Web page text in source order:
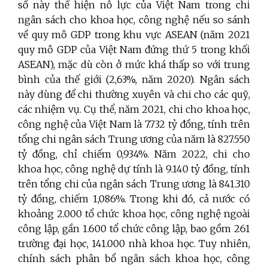
số này thể hiện nỗ lực của Việt Nam trong chi
ngân sách cho khoa học, công nghệ nếu so sánh
về quy mô GDP trong khu vực ASEAN (năm 2021
quy mô GDP của Việt Nam đứng thứ 5 trong khối
ASEAN), mặc dù còn ở mức khá thấp so với trung
bình của thế giới (2,63%, năm 2020). Ngân sách
này dùng để chi thường xuyên và chi cho các quỹ,
các nhiệm vụ. Cụ thể, năm 2021, chi cho khoa học,
công nghệ của Việt Nam là 7.732 tỷ đồng, tính trên
tổng chi ngân sách Trung ương của năm là 827.550
tỷ đồng, chỉ chiếm 0,934%. Năm 2022, chi cho
khoa học, công nghệ dự tính là 9.140 tỷ đồng, tính
trên tổng chi của ngân sách Trung ương là 841.310
tỷ đồng, chiếm 1,086%. Trong khi đó, cả nước có
khoảng 2.000 tổ chức khoa học, công nghệ ngoài
công lập, gần 1.600 tổ chức công lập, bao gồm 261
trường đại học, 141.000 nhà khoa học. Tuy nhiên,
chính sách phân bổ ngân sách khoa học, công